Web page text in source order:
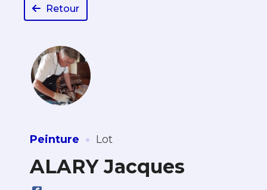
Retour
Peinture · Lot
ALARY Jacques